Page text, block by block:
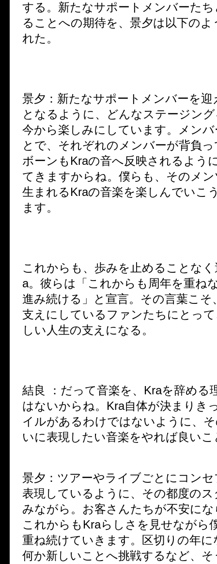
する。新たなサポートメンバーた
ることへの期待を、景夕は以下の
れた。
景夕： 新たなサポートメンバーを迎
となるように、どんなステージン
今から楽しみにしています。メン
とで、それぞれのメンバーが背負
ボーンもKraの音へ反映されるよう
てきますからね。僕らも、そのメ
生まれるKraの音楽を楽しんでいこ
ます。
これからも、歩みを止めることな
a。彼らは「これからも周年を重ね
進み続ける」と宣言。その言葉こそ
支えにしているファンたちにとっ
しい人生の支えになる。
結良
：だって音楽を、Kraを辞める
はないからね。Kra自体が決まりき
イルがあるわけではないように、
いに表現したい音楽をやれば良いこ
景夕： ツアーやライブごとにコン
表現しているように、その都度の
みながら。お客さんたちが不安に
これからもKraらしさを見せながら
重ね続けていきます。区切りの年
何か新しいことへ挑戦するなど、